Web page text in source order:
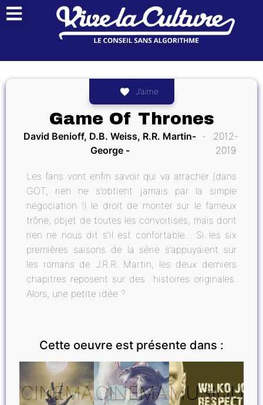
J’aime
Game Of Thrones
David Benioff, D.B. Weiss, R.R. Martin-
George
2012-
2019
Les fans vont enfin savoir qui va arracher (dans
GOT, rien ne s’obtient jamais par la simple
négociation !) le droit de monter sur le fameux
trône, objet de toutes les convoitises, mais dont
rien ne nous dit s’il est confortable... Si les six
premières saisons de la série s’appuyaient sur
les romans de J.R.R. Martin, les deux derniers
chapitres reposent sur des histoires originales.
Alors, une petite idée ?
Cette oeuvre est présente dans :
CINÉMACINÉMAMUSIQUE